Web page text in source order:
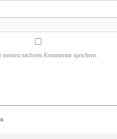
nächsten Kommentar speichern.